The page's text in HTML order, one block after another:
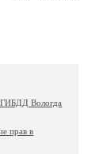
Вологда
прав в